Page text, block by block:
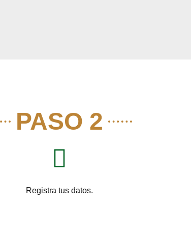
PASO 2
Registra tus datos.